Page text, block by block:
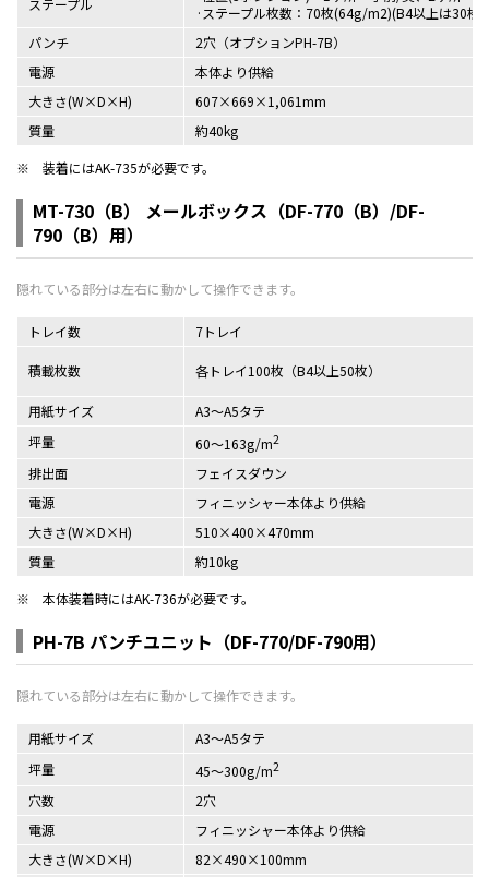
ステープル
ステープル枚数：70枚(64g/m2)(B4以上は30枚)
パンチ
2穴（オプションPH-7B）
電源
本体より供給
大きさ(W×D×H)
607×669×1,061mm
質量
約40kg
※
装着にはAK-735が必要です。
MT-730（B） メールボックス（DF-770（B）/DF-
790（B）用）
トレイ数 7トレイ
積載枚数 各トレイ100枚（B4以上50枚）
用紙サイズ
A3～A5タテ
坪量
60～163g/m2
排出面
フェイスダウン
電源
フィニッシャー本体より供給
大きさ(W×D×H)
510×400×470mm
質量
約10kg
※
本体装着時にはAK-736が必要です。
PH-7B パンチユニット（DF-770/DF-790用）
用紙サイズ
A3～A5タテ
坪量
45～300g/m2
穴数
2穴
電源
フィニッシャー本体より供給
大きさ(W×D×H)
82×490×100mm